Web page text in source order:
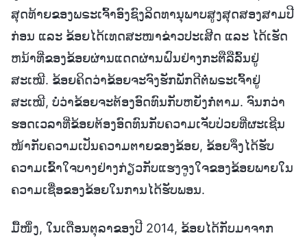
ສຸດທ້າຍຂອງພຣະເຈົ້າອົງຊົງລິດທານຸພາບສູງສຸດສອງສາມປີ
ກ່ອນ ແລະ ຂ້ອຍໄດ້ເທດສະໜາຂ່າວປະເສີດ ແລະ ໄດ້ເຮັດ
ຫນ້າທີ່ຂອງຂ້ອຍຜ່ານແດດຜ່ານຝົນຢ່າງກະຕືລືລົ້ນຢູ່
ສະເໝີ. ຂ້ອຍຄິດວ່າຂ້ອຍຈະຈົງຮັກພັກດີຕໍ່ພຣະເຈົ້າຢູ່
ສະເໝີ, ບໍ່ວ່າຂ້ອຍຈະຕ້ອງອົດທົນກັບຫຍັງກ່ໍຕາມ. ຈົນກວ່າ
ຮອດເວລາທີ່ຂ້ອຍຕ້ອງອົດທົນກັບຄວາມເຈັບປ່ວຍທີ່ຜະເຊີນ
ໜ້າກັບຄວາມເປັນຄວາມຕາຍຂອງຂ້ອຍ, ຂ້ອຍຈຶ່ງໄດ້ຮັບ
ຄວາມເຂົ້າໃຈບາງຢ່າງກ່ຽວກັບແຮງຈູງໃຈຂອງຂ້ອຍພາຍໃນ
ຄວາມເຊື່ອຂອງຂ້ອຍໃນການໄດ້ຮັບພອນ.
ມື້ໜຶ່ງ, ໃນເດືອນຕຸລາຂອງປີ 2014, ຂ້ອຍໄດ້ກັບມາຈາກ